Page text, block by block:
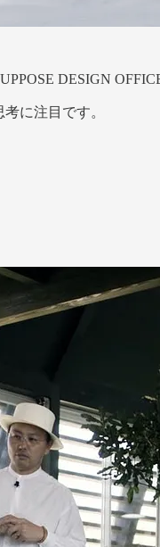
DESIGN
に注目です。